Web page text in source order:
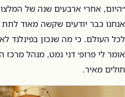
״היום, אחרי ארבעים שנה של
אנחנו כבר יודעים שקשה מאוד לתת
לכל העולם. כי מה שנכון בפינלנד
אומר לי פרופ׳ דני נמט, מנהל מרכז
חולים מאיר.